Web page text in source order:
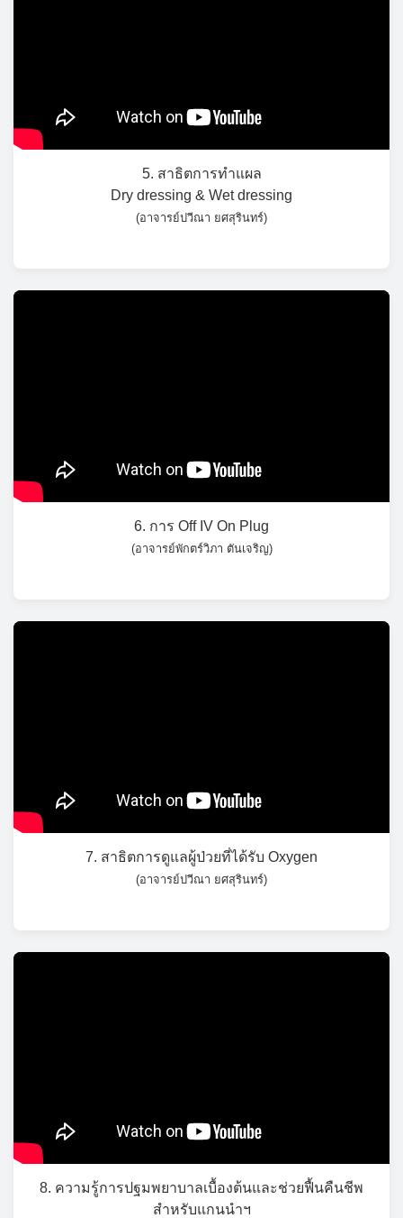
5. สาธิตการทำแผล
Dry dressing & Wet dressing
(อาจารย์ปวีณา ยศสุรินทร์)
6. การ Off IV On Plug
(อาจารย์พักตร์วิภา ตันเจริญ)
7. สาธิตการดูแลผู้ป่วยที่ได้รับ Oxygen
(อาจารย์ปวีณา ยศสุรินทร์)
8. ความรู้การปฐมพยาบาลเบื้องต้นและช่วยฟื้นคืนชีพ
สำหรับแกนนำฯ